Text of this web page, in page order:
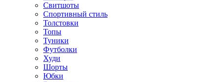
Свитшоты
Спортивный стиль
Толстовки
Топы
Туники
Футболки
Худи
Шорты
Юбки